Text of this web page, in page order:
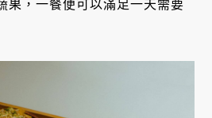
果，一餐便可以滿足一天需要